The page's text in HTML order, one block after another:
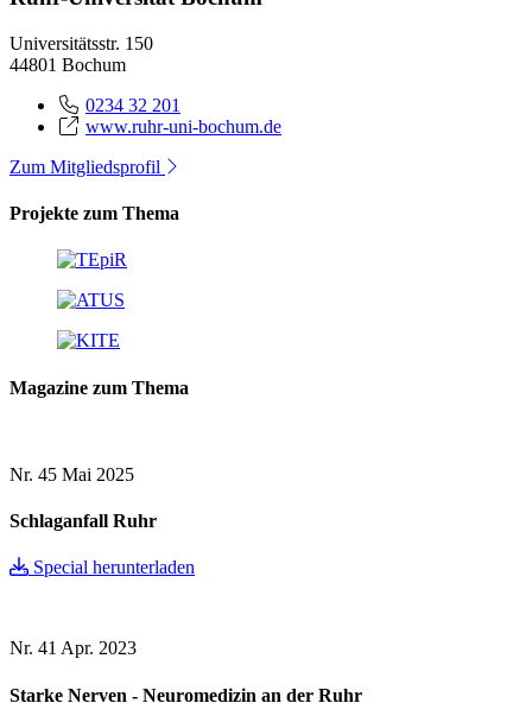
Universitätsstr. 150
44801 Bochum
0234 32 201
www.ruhr-uni-bochum.de
Zum Mitgliedsprofil
Projekte zum Thema
Magazine zum Thema
Nr. 45 Mai 2025
Schlaganfall Ruhr
Special herunterladen
Nr. 41 Apr. 2023
Starke Nerven - Neuromedizin an der Ruhr